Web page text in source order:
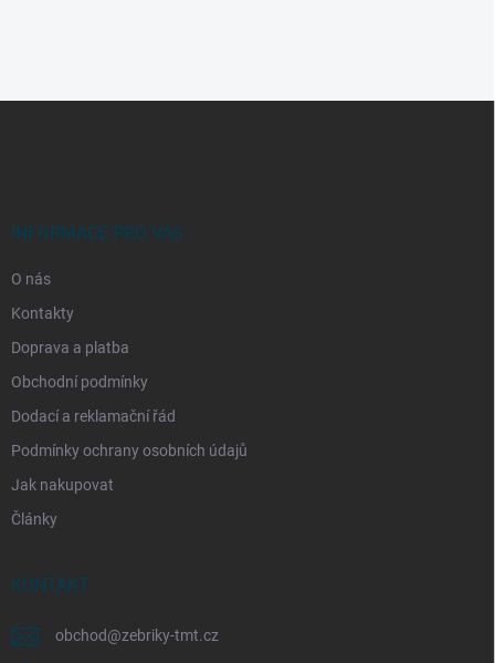
INFORMACE PRO VÁS
O nás
Kontakty
Doprava a platba
Obchodní podmínky
Dodací a reklamační řád
Podmínky ochrany osobních údajů
Jak nakupovat
Články
KONTAKT
obchod@zebriky-tmt.cz